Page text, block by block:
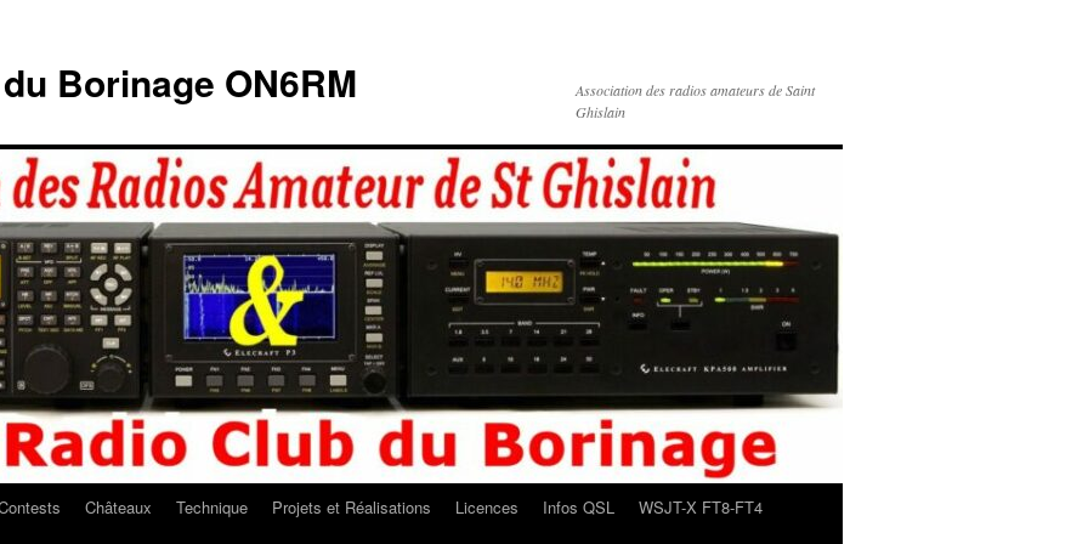
Borinage ON6RM
Association des radios amateurs de Saint
Ghislain
Châteaux Technique Projets et Réalisations Licences Infos QSL
WSJT-X FT8-FT4